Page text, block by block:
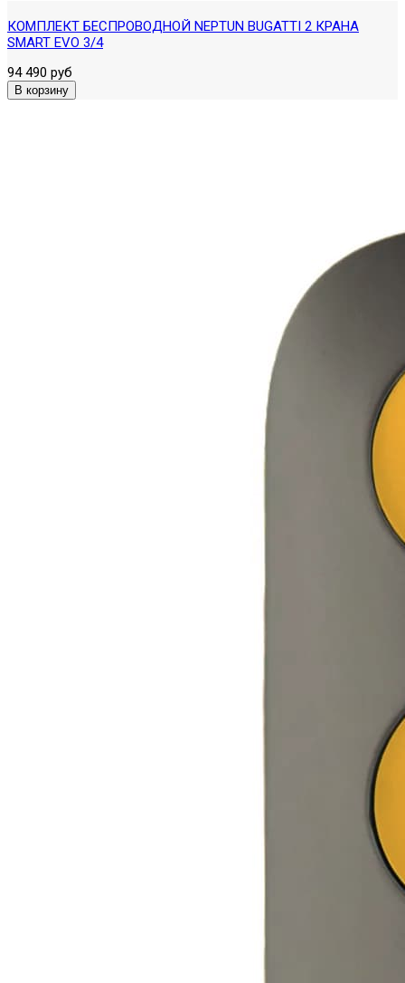
КОМПЛЕКТ БЕСПРОВОДНОЙ NEPTUN BUGATTI 2 КРАНА
SMART EVO 3/4
94 490 руб